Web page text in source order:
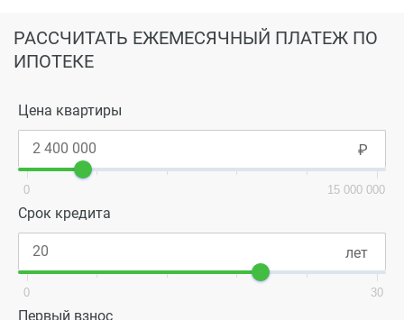
РАССЧИТАТЬ ЕЖЕМЕСЯЧНЫЙ ПЛАТЕЖ ПО
ИПОТЕКЕ
Цена квартиры
0 15 000 000
Срок кредита
0 30
Первый взнос